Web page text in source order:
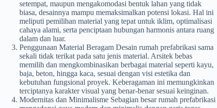
setempat, maupun mengakomodasi bentuk lahan yang tidak
biasa, desainnya mampu memaksimalkan potensi lokasi. Hal ini
meliputi pemilihan material yang tepat untuk iklim, optimalisasi
cahaya alami, serta penciptaan hubungan harmonis antara ruang
dalam dan luar.
Penggunaan Material Beragam Desain rumah prefabrikasi sama
sekali tidak terikat pada satu jenis material. Arsitek bebas
memilih dan mengkombinasikan berbagai material seperti kayu,
baja, beton, hingga kaca, sesuai dengan visi estetika dan
kebutuhan fungsional proyek. Keberagaman ini memungkinkan
terciptanya karakter visual yang benar-benar sesuai keinginan.
Modernitas dan Minimalisme Sebagian besar rumah prefabrikasi